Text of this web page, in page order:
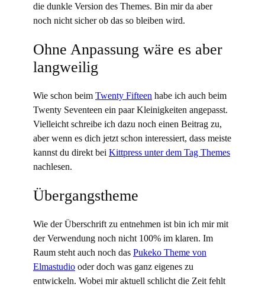
die dunkle Version des Themes. Bin mir da aber
noch nicht sicher ob das so bleiben wird.
Ohne Anpassung wäre es aber
langweilig
Wie schon beim Twenty Fifteen habe ich auch beim
Twenty Seventeen ein paar Kleinigkeiten angepasst.
Vielleicht schreibe ich dazu noch einen Beitrag zu,
aber wenn es dich jetzt schon interessiert, dass meiste
kannst du direkt bei Kittpress unter dem Tag Themes
nachlesen.
Übergangstheme
Wie der Überschrift zu entnehmen ist bin ich mir mit
der Verwendung noch nicht 100% im klaren. Im
Raum steht auch noch das Pukeko Theme von
Elmastudio oder doch was ganz eigenes zu
entwickeln. Wobei mir aktuell schlicht die Zeit fehlt